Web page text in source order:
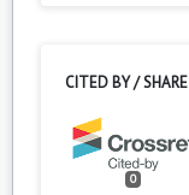
CITED BY / SHARE
0